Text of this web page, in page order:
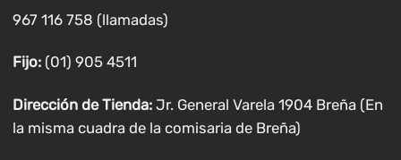
967 116 758 (llamadas)
Fijo:(01) 905 4511
Dirección de Tienda: Jr. General Varela 1904 Breña (En
la misma cuadra de la comisaria de Breña)